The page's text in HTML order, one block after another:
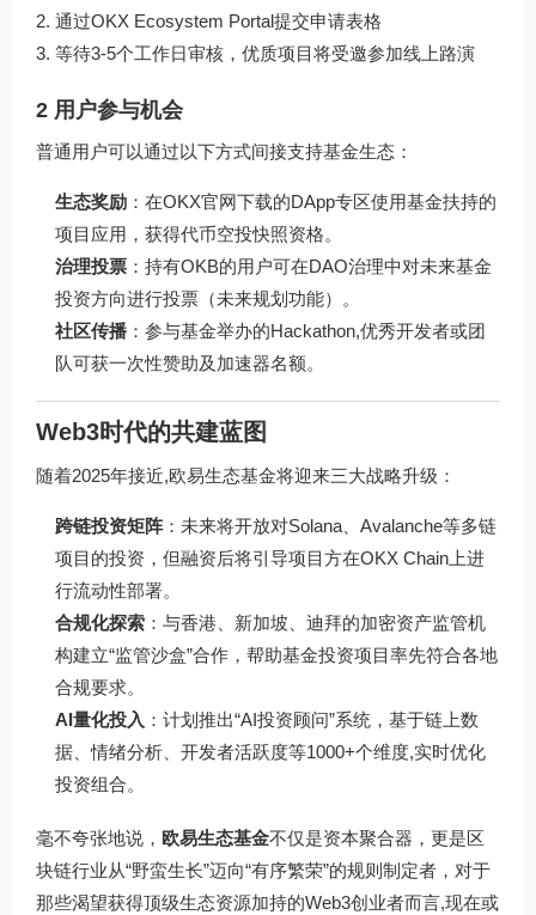
通过OKX Ecosystem Portal提交申请表格
等待3-5个工作日审核，优质项目将受邀参加线上路演
2 用户参与机会
普通用户可以通过以下方式间接支持基金生态：
生态奖励 ：在OKX官网下载的DApp专区使用基金扶持的
项目应用，获得代币空投快照资格。
治理投票 ：持有OKB的用户可在DAO治理中对未来基金
投资方向进行投票（未来规划功能）。
社区传播 ：参与基金举办的Hackathon,优秀开发者或团
队可获一次性赞助及加速器名额。
Web3时代的共建蓝图
随着2025年接近,欧易生态基金将迎来三大战略升级：
跨链投资矩阵：未来将开放对Solana、Avalanche等多链
项目的投资，但融资后将引导项目方在OKX Chain上进
行流动性部署。
合规化探索 ：与香港、新加坡、迪拜的加密资产监管机
构建立“监管沙盒”合作，帮助基金投资项目率先符合各地
合规要求。
AI量化投入 ：计划推出“AI投资顾问”系统，基于链上数
据、情绪分析、开发者活跃度等1000+个维度,实时优化
投资组合。
毫不夸张地说， 欧易生态基金不仅是资本聚合器，更是区
块链行业从“野蛮生长”迈向“有序繁荣”的规则制定者，对于
那些渴望获得顶级生态资源加持的Web3创业者而言,现在或